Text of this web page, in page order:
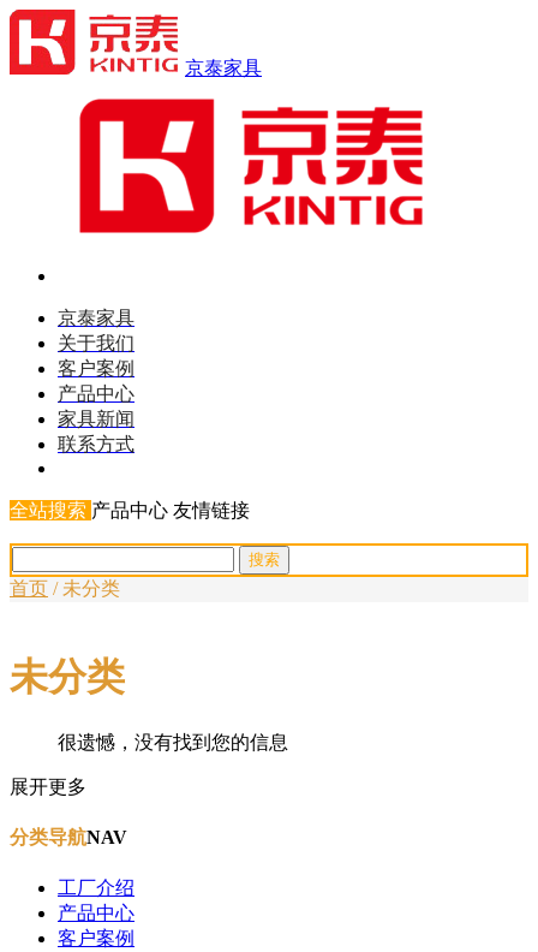
京泰家具
京泰家具
关于我们
客户案例
产品中心
家具新闻
联系方式
全站搜索 产品中心 友情链接
首页 / 未分类
未分类
很遗憾，没有找到您的信息
展开更多
分类导航NAV
工厂介绍
产品中心
客户案例